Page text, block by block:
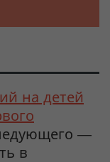
на детей
—
в